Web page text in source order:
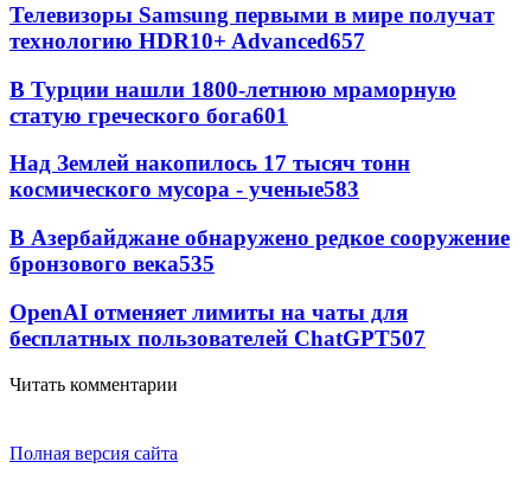
Телевизоры Samsung первыми в мире получат
технологию HDR10+ Advanced657
В Турции нашли 1800-летнюю мраморную
статую греческого бога601
Над Землей накопилось 17 тысяч тонн
космического мусора - ученые583
В Азербайджане обнаружено редкое сооружение
бронзового века535
OpenAI отменяет лимиты на чаты для
бесплатных пользователей ChatGPT507
Читать комментарии
Полная версия сайта